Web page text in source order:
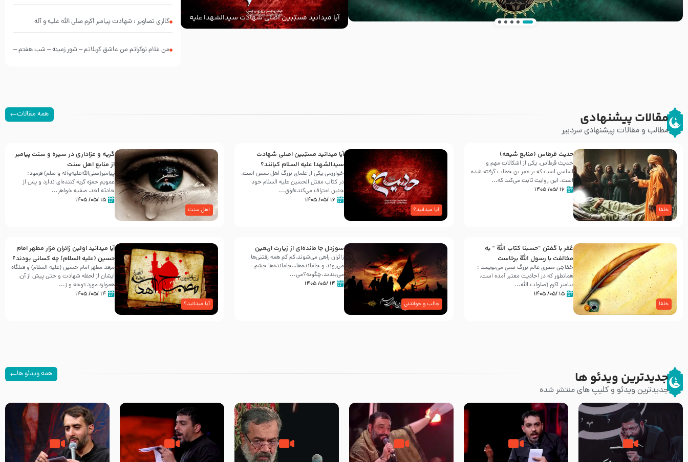
آیا میدانید مسبّبین اصلی شهادت سیدالشهدا علیه
‌السلام کیانند؟
گالری تصاویر : شهادت پیامبر اکرم صلی الله علیه و آله
من غلام نوکراتم من عاشق کربلاتم – شور زمینه – شب هفتم –
مقالات پیشنهادی
مطالب و مقالات پیشنهادی سردبیر
همه مقالات
خلفا
حدیث قرطاس (منابع شیعه)
حدیث قرطاس، یکی از اشکالات مهم و
اساسی است که بر عمر بن خطاب گرفته شده
است، این روایت ثابت می‌کند که...
۱۶ /۰۵/ ۱۴۰۵
آیا میدانید؟
آیا میدانید مسبّبین اصلی شهادت
سیدالشهدا علیه ‌السلام کیانند؟
خوارزمی یکی از علمای بزرگ اهل تسنن است،
در کتاب مقتل الحسین علیه ‌السلام خود
چنین اعتراف می‌کند:فوَق...
۱۶ /۰۵/ ۱۴۰۵
اهل سنت
گریه و عزاداری در سیره و سنت پیامبر
از منابع اهل سنت
پیامبر(صلی‌الله‌علیه‌وآله و سلم) فرمود:
عمویم حمزه گریه کننده‌ای ندارد و پس از
حادثه احد، صفیه خواهر...
۱۵ /۰۵/ ۱۴۰۵
خلفا
عُمَر با گفتن “حسبنا كتاب اللّه ” به
مخالفت با رسول اللّه برخاست
خفاجی مصری عالم بزرگ سنی می‌نویسد :
همانطور که در احادیث معتبر آمده است،
پیامبر اکرم (صلوات اللّه...
۱۵ /۰۵/ ۱۴۰۵
جالب و خواندنی
سوزدل جا مانده‌ای از زیارت اربعین
زائران راهی می‌شوند،کم‌ کم همه رفتنی‌ها
می‌روند و جامانده‌ها…جامانده‌ها چشم
می‌بندند.چگونه؟می‌...
۱۴ /۰۵/ ۱۴۰۵
آیا میدانید؟
آیا میدانید اولین زائران مزار مطهر امام
حسین (علیه السلام) چه کسانی بودند؟
مرقد مطهر امام حسین (علیه السلام) و قتلگاه
ایشان از لحظه شهادت و حتی پیش از آن،
همواره مورد توجه و ز...
۱۴ /۰۵/ ۱۴۰۵
جدیدترین ویدئو ها
جدیدترین ویدئو و کلیپ های منتشر شده
همه ویدئو ها